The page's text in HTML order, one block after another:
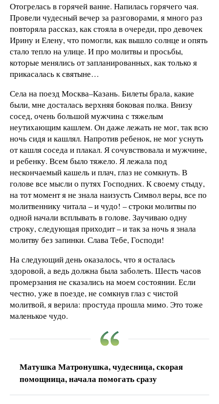
Отогрелась в горячей ванне. Напилась горячего чая.
Провели чудесный вечер за разговорами, я много раз
повторяла рассказ, как стояла в очереди, про девочек
Ирину и Елену, что помогли, как вышло солнце и опять
стало тепло на улице. И про молитвы и просьбы,
которые менялись от запланированных, как только я
прикасалась к святыне…
Села на поезд Москва–Казань. Билеты брала, какие
были, мне досталась верхняя боковая полка. Внизу
сосед, очень большой мужчина с тяжелым
неутихающим кашлем. Он даже лежать не мог, так всю
ночь сидя и кашлял. Напротив ребенок, не мог уснуть
от кашля соседа и плакал. Я сочувствовала и мужчине,
и ребенку. Всем было тяжело. Я лежала под
нескончаемый кашель и плач, глаз не сомкнуть. В
голове все мысли о путях Господних. К своему стыду,
на тот момент я не знала наизусть Символ веры, все по
молитвеннику читала – и чудо! – строки молитвы по
одной начали всплывать в голове. Заучиваю одну
строку, следующая приходит – и так за ночь я знала
молитву без запинки. Слава Тебе, Господи!
На следующий день оказалось, что я осталась
здоровой, а ведь должна была заболеть. Шесть часов
промерзания не сказались на моем состоянии. Если
честно, уже в поезде, не сомкнув глаз с чистой
молитвой, я верила: простуда прошла мимо. Это тоже
маленькое чудо.
Матушка Матронушка, чудесница, скорая
помощница, начала помогать сразу